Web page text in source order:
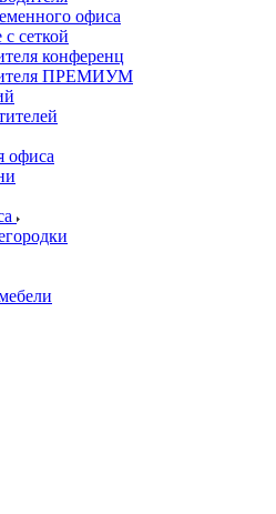
офиса
сеткой
конференц
ПРЕМИУМ
офиса